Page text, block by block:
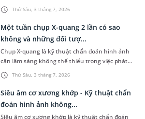
Thứ Sáu, 3 tháng 7, 2026
sớm những bất thường các dị tật nếu có. Bài
viết dưới đây sẽ giúp chị em hiểu rõ siêu âm
hình thái học là gì, cần thực hiện vào những
thời điểm nào của thai kỳ và một số vấn đề mẹ
bầu cần lưu ý để có thai kỳ an toàn, khỏe
mạnh.
Thứ Sáu, 3 tháng 7, 2026
Một tuần chụp X-quang 2 lần có sao
không và những đối tượ...
Chụp X-quang là kỹ thuật chẩn đoán hình ảnh
cận lâm sàng không thể thiếu trong việc phát
hiện và điều trị nhiều bệnh lý. Tuy nhiên, do
phương pháp này sử dụng tia bức xạ, không ít
bệnh nhân lo lắng liệu Một tuần chụp X-quang
2 lần có sao không và tần suất thực hiện thế
nào mới an toàn. Bài viết dưới đây sẽ giải đáp
Siêu âm cơ xương khớp - Kỹ thuật chẩn
đoán hình ảnh không...
Siêu âm cơ xương khớp là kỹ thuật chẩn đoán